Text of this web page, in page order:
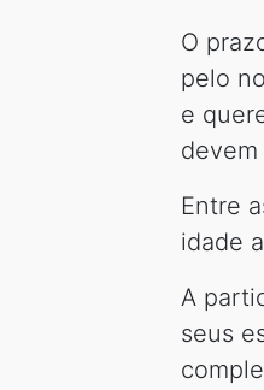
O
pelo
e
Entre
idade
A
seus